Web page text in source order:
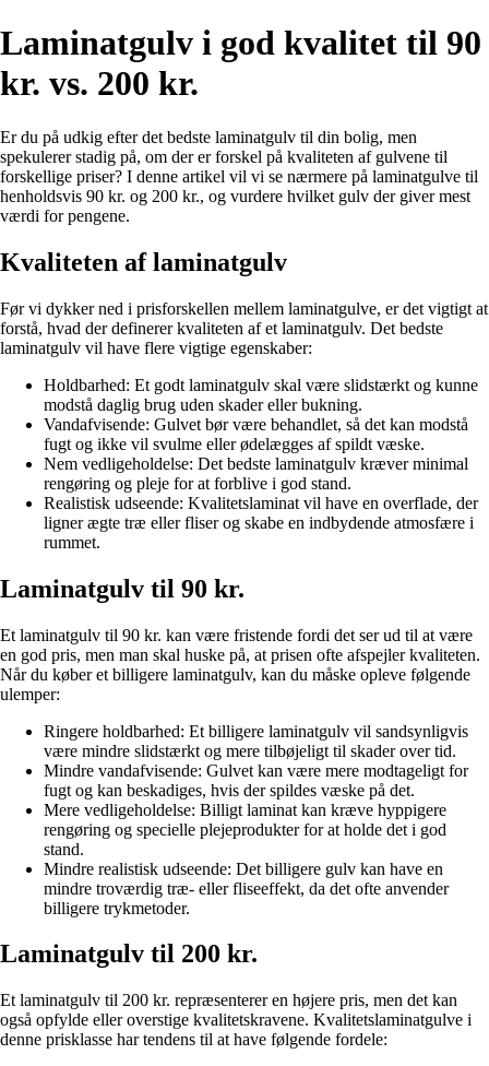
Laminatgulv i god kvalitet til 90
kr. vs. 200 kr.
Er du på udkig efter det bedste laminatgulv til din bolig, men
spekulerer stadig på, om der er forskel på kvaliteten af gulvene til
forskellige priser? I denne artikel vil vi se nærmere på laminatgulve til
henholdsvis 90 kr. og 200 kr., og vurdere hvilket gulv der giver mest
værdi for pengene.
Kvaliteten af laminatgulv
Før vi dykker ned i prisforskellen mellem laminatgulve, er det vigtigt at
forstå, hvad der definerer kvaliteten af et laminatgulv. Det bedste
laminatgulv vil have flere vigtige egenskaber:
Holdbarhed: Et godt laminatgulv skal være slidstærkt og kunne
modstå daglig brug uden skader eller bukning.
Vandafvisende: Gulvet bør være behandlet, så det kan modstå
fugt og ikke vil svulme eller ødelægges af spildt væske.
Nem vedligeholdelse: Det bedste laminatgulv kræver minimal
rengøring og pleje for at forblive i god stand.
Realistisk udseende: Kvalitetslaminat vil have en overflade, der
ligner ægte træ eller fliser og skabe en indbydende atmosfære i
rummet.
Laminatgulv til 90 kr.
Et laminatgulv til 90 kr. kan være fristende fordi det ser ud til at være
en god pris, men man skal huske på, at prisen ofte afspejler kvaliteten.
Når du køber et billigere laminatgulv, kan du måske opleve følgende
ulemper:
Ringere holdbarhed: Et billigere laminatgulv vil sandsynligvis
være mindre slidstærkt og mere tilbøjeligt til skader over tid.
Mindre vandafvisende: Gulvet kan være mere modtageligt for
fugt og kan beskadiges, hvis der spildes væske på det.
Mere vedligeholdelse: Billigt laminat kan kræve hyppigere
rengøring og specielle plejeprodukter for at holde det i god
stand.
Mindre realistisk udseende: Det billigere gulv kan have en
mindre troværdig træ- eller fliseeffekt, da det ofte anvender
billigere trykmetoder.
Laminatgulv til 200 kr.
Et laminatgulv til 200 kr. repræsenterer en højere pris, men det kan
også opfylde eller overstige kvalitetskravene. Kvalitetslaminatgulve i
denne prisklasse har tendens til at have følgende fordele: